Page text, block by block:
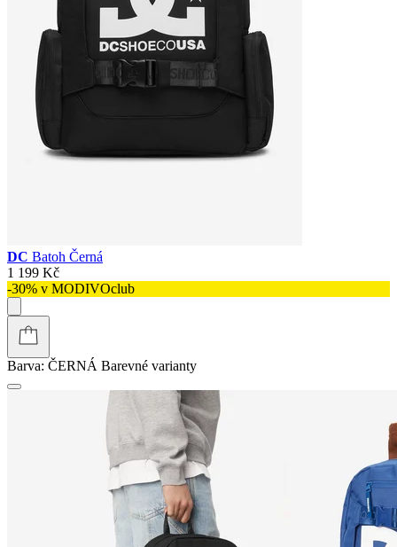
DC Batoh Černá
1 199 Kč
-30% v MODIVOclub
Barva: ČERNÁ Barevné varianty